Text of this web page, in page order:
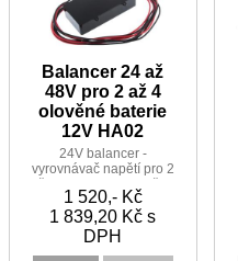
Balancer 24 až
48V pro 2 až 4
olověné baterie
12V HA02
24V balancer -
vyrovnávač napětí pro 2
zapojit i více kusů
1 520,- Kč
1 839,20 Kč s
DPH